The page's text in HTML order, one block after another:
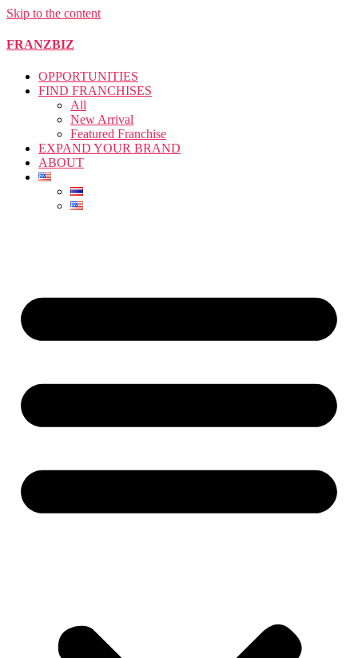
Skip to the content
FRANZBIZ
OPPORTUNITIES
FIND FRANCHISES
All
New Arrival
Featured Franchise
EXPAND YOUR BRAND
ABOUT